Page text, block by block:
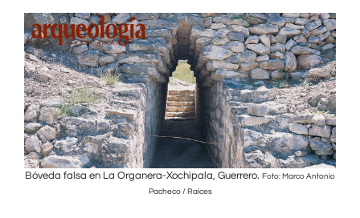
Bóveda falsa en La Organera-Xochipala, Guerrero. Foto: Marco Antonio
Pacheco / Raíces